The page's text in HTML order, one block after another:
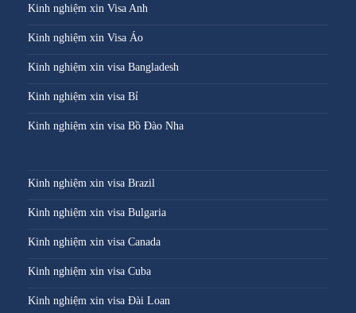
Kinh nghiệm xin Visa Anh
Kinh nghiệm xin Visa Áo
Kinh nghiệm xin visa Bangladesh
Kinh nghiệm xin visa Bỉ
Kinh nghiệm xin visa Bồ Đào Nha
Kinh nghiệm xin visa Brazil
Kinh nghiệm xin visa Bulgaria
Kinh nghiệm xin visa Canada
Kinh nghiệm xin visa Cuba
Kinh nghiệm xin visa Đài Loan